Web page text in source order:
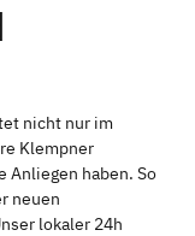
nicht nur im
Klempner
Anliegen haben. So
neuen
lokaler 24h